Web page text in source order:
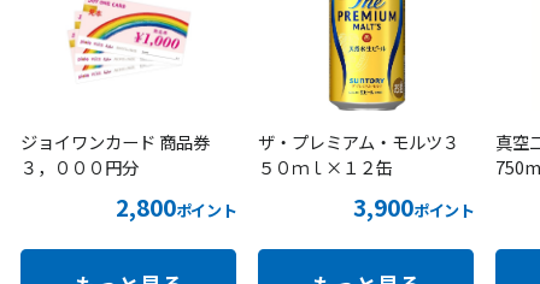
ジョイワンカード 商品券
３，０００円分
2,800ポイント
ザ・プレミアム・モルツ３
５０ｍｌ×１２缶
3,900ポイント
真空